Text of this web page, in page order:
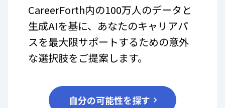
CareerForth内の100万人のデータと
生成AIを基に、あなたのキャリアパ
スを最大限サポートするための意外
な選択肢をご提案します。
自分の可能性を探す